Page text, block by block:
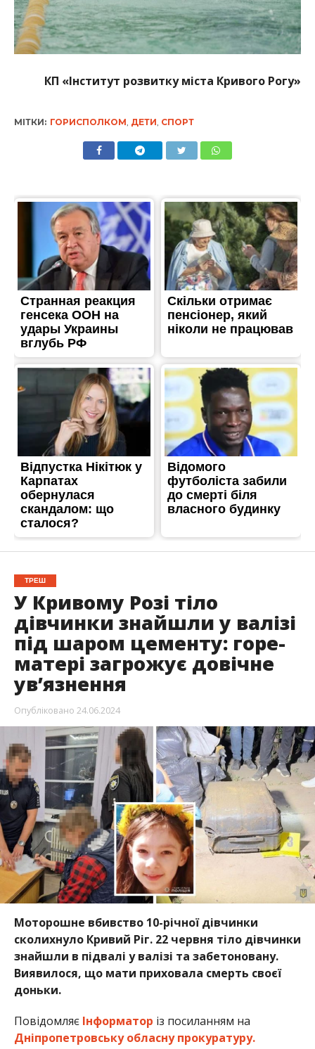
КП «Інститут розвитку міста Кривого Рогу»
МІТКИ: ГОРИСПОЛКОМ ДЕТИ СПОРТ
ТРЕШ
У Кривому Розі тіло
дівчинки знайшли у валізі
під шаром цементу: горе-
матері загрожує довічне
ув’язнення
Опубліковано 24.06.2024
Моторошне вбивство 10-річної дівчинки
сколихнуло Кривий Ріг. 22 червня тіло дівчинки
знайшли в підвалі у валізі та забетоновану.
Виявилося, що мати приховала смерть своєї
доньки.
Повідомляє Інформатор із посиланням на
Дніпропетровську обласну прокуратуру.